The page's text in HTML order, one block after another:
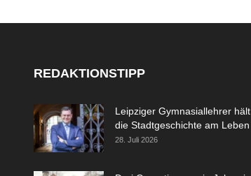
REDAKTIONSTIPP
Leipziger Gymnasiallehrer hält
die Stadtgeschichte am Leben
28. Juli 2026